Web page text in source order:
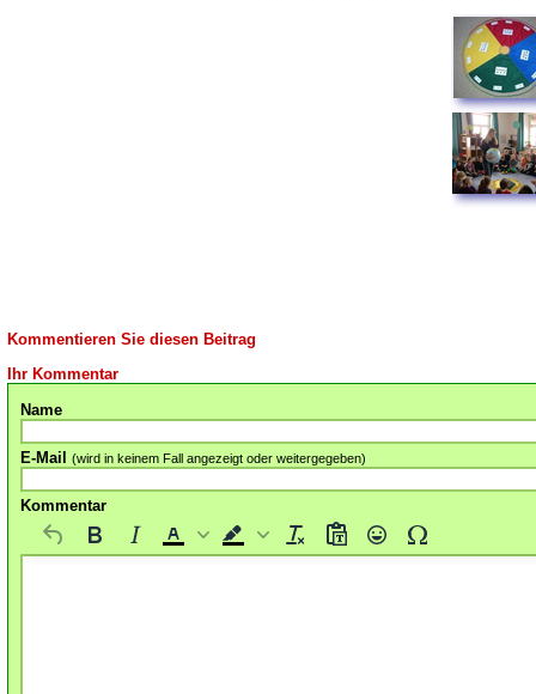
Kommentieren Sie diesen Beitrag
Ihr Kommentar
Name
E-Mail (wird in keinem Fall angezeigt oder weitergegeben)
Kommentar